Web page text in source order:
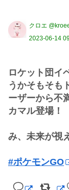
クロエ
2023-06-14
ロケット団イ
うかそもそも
ーザーから不
カマル登場！
み、未来が視
#ポケモンGO